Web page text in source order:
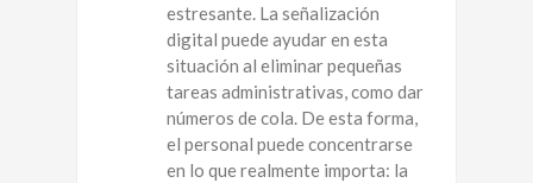
estresante. La señalización
digital puede ayudar en esta
situación al eliminar pequeñas
tareas administrativas, como dar
números de cola. De esta forma,
el personal puede concentrarse
en lo que realmente importa: la